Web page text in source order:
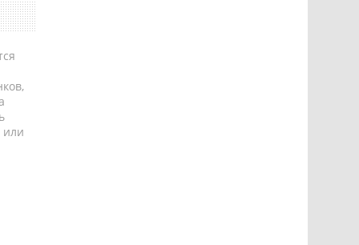
или